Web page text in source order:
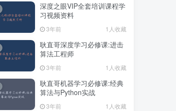
深度之眼VIP全套培训课程学
习视频资料
3年前 1人收藏
耿直哥深度学习必修课:进击
算法工程师
3年前 1人收藏
耿直哥机器学习必修课:经典
算法与Python实战
3年前 1人收藏